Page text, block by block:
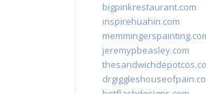
bigpinkrestaurant.com
inspirehuahin.com
jeremypbeasley.com